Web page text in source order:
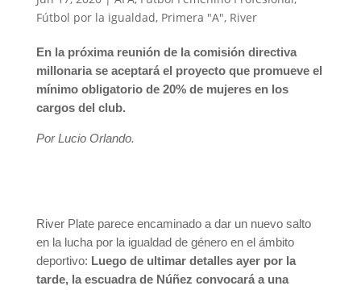
Fútbol por la igualdad, Primera "A", River
En la próxima reunión de la comisión directiva
millonaria se aceptará el proyecto que promueve el
mínimo obligatorio de 20% de mujeres en los
cargos del club.
Por Lucio Orlando.
River Plate parece encaminado a dar un nuevo salto
en la lucha por la igualdad de género en el ámbito
deportivo: Luego de ultimar detalles ayer por la
tarde, la escuadra de Núñez convocará a una